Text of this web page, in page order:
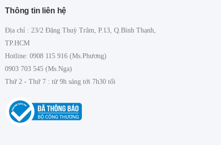
Thông tin liên hệ
Địa chỉ : 23/2 Đặng Thuỳ Trâm, P.13, Q.Bình Thạnh,
TP.HCM
Hotline: 0908 115 916 (Ms.Phương)
0903 703 545 (Ms.Nga)
Thứ 2 - Thứ 7 : từ 9h sáng tới 7h30 tối